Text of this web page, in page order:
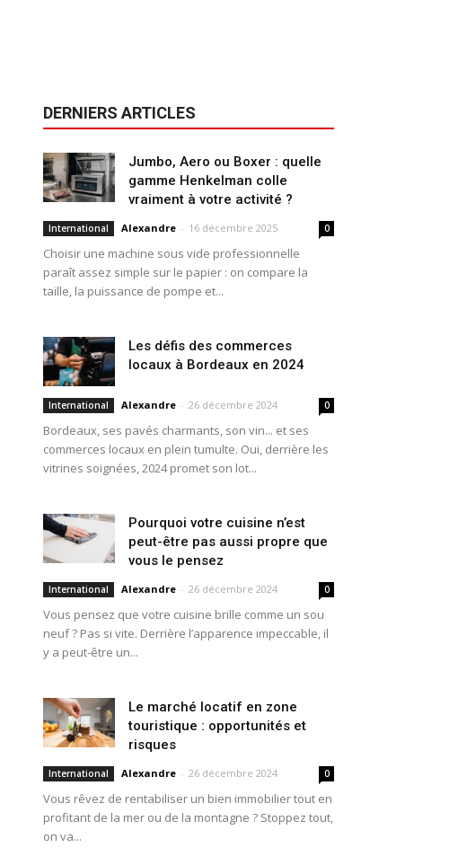
DERNIERS ARTICLES
Jumbo, Aero ou Boxer : quelle
gamme Henkelman colle
vraiment à votre activité ?
International Alexandre - 16 décembre 2025 0
Choisir une machine sous vide professionnelle
paraît assez simple sur le papier : on compare la
taille, la puissance de pompe et...
Les défis des commerces
locaux à Bordeaux en 2024
International Alexandre - 26 décembre 2024 0
Bordeaux, ses pavés charmants, son vin... et ses
commerces locaux en plein tumulte. Oui, derrière les
vitrines soignées, 2024 promet son lot...
Pourquoi votre cuisine n’est
peut-être pas aussi propre que
vous le pensez
International Alexandre - 26 décembre 2024 0
Vous pensez que votre cuisine brille comme un sou
neuf ? Pas si vite. Derrière l’apparence impeccable, il
y a peut-être un...
Le marché locatif en zone
touristique : opportunités et
risques
International Alexandre - 26 décembre 2024 0
Vous rêvez de rentabiliser un bien immobilier tout en
profitant de la mer ou de la montagne ? Stoppez tout,
on va...